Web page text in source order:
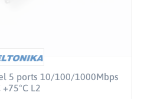
5 ports 10/100/1000Mbps
+75°C L2